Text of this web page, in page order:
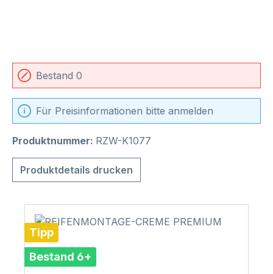
Bestand 0
Für Preisinformationen bitte anmelden
Produktnummer: RZW-K1077
Produktdetails drucken
Tipp
Bestand 6+